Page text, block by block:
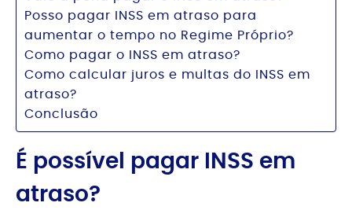
Posso pagar INSS em atraso para
aumentar o tempo no Regime Próprio?
Como pagar o INSS em atraso?
Como calcular juros e multas do INSS em
atraso?
Conclusão
É possível pagar INSS em
atraso?